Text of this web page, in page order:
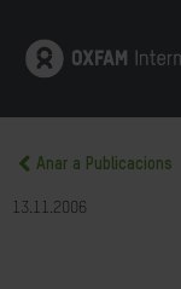
Anar a Publicacions
13.11.2006